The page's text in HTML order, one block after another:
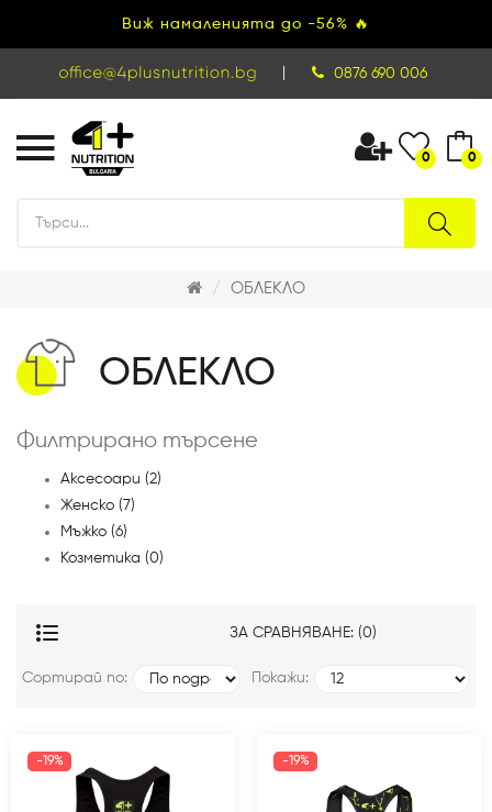
Виж намаленията до -56% 🔥
0876 690 006
0 0
ОБЛЕКЛО
ОБЛЕКЛО
Филтрирано търсене
Аксесоари (2)
Женско (7)
Мъжко (6)
Козметика (0)
ЗА СРАВНЯВАНЕ: (0)
Сортирай по: Покажи:
-19% -19%